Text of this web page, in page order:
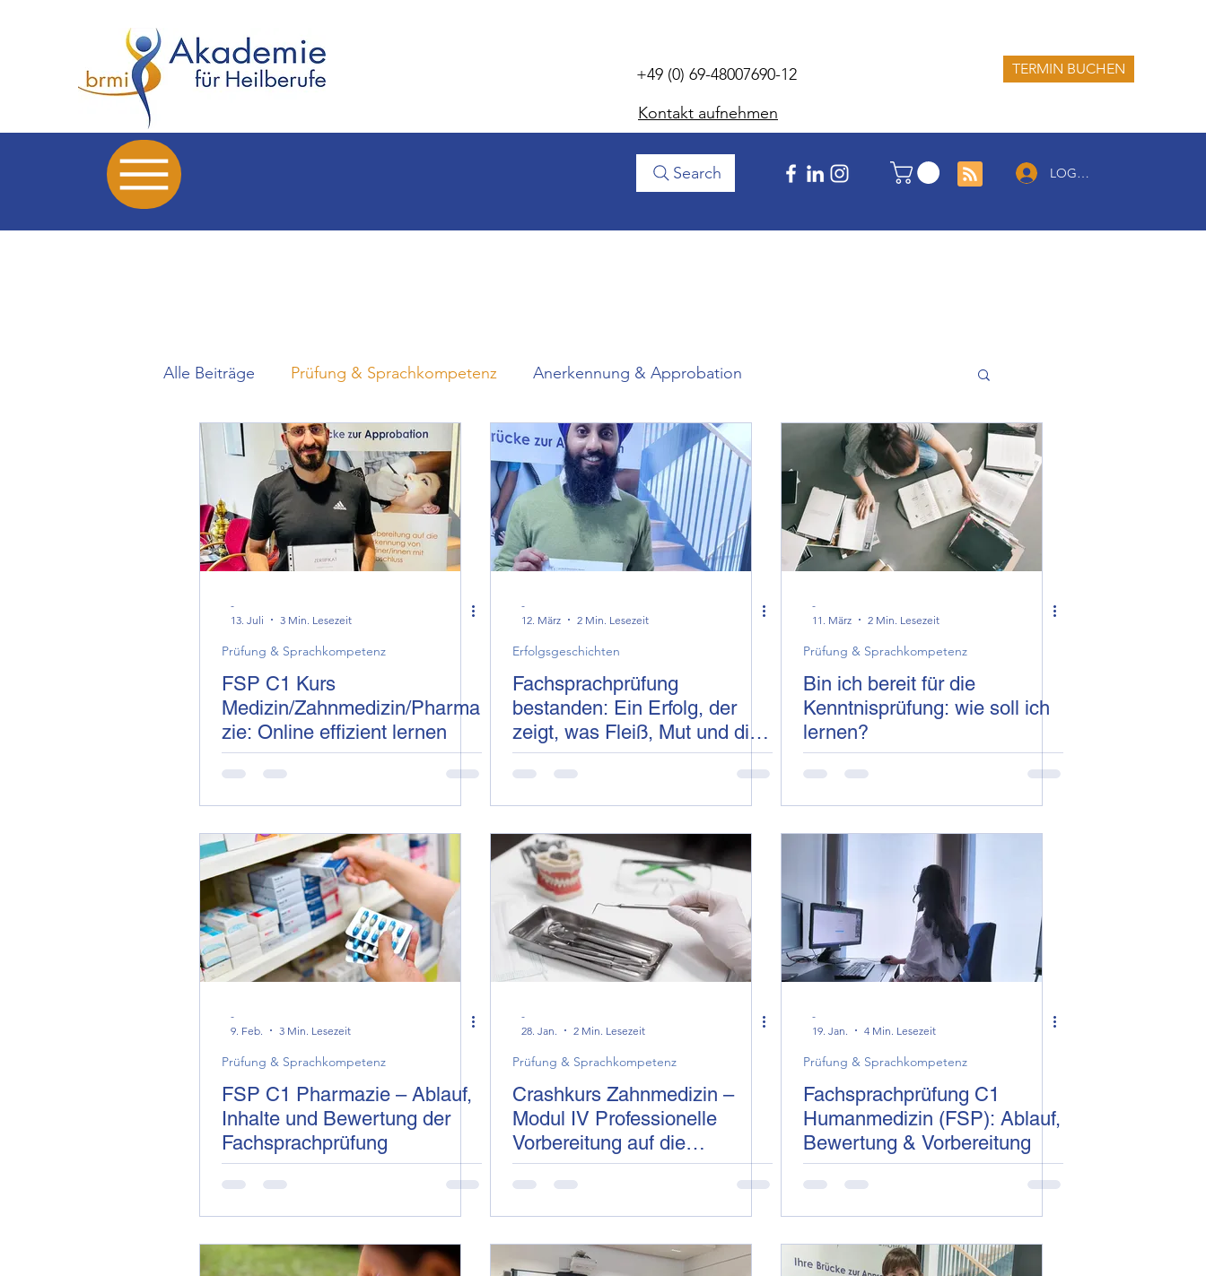
+49 (0) 69-48007690-12 TERMIN BUCHEN
Kontakt aufnehmen
Search LOG IN
Alle Beiträge Prüfung & Sprachkompetenz Anerkennung & Approbation
Fachrichtungen / Disziplinen Tipps, Ratgeber & Erfahrungsbericht Gesundheit & Fachthemen
Veranstaltungen & News / Updates Erfolgsgeschichten
-
13. Juli
3 Min. Lesezeit
Prüfung & Sprachkompetenz
FSP C1 Kurs
Medizin/Zahnmedizin/Pharma
zie: Online effizient lernen
-
12. März
2 Min. Lesezeit
Erfolgsgeschichten
Fachsprachprüfung
bestanden: Ein Erfolg, der
zeigt, was Fleiß, Mut und die
Arbeit mit eigenen Ängsten
bewirken kann
-
11. März
2 Min. Lesezeit
Prüfung & Sprachkompetenz
Bin ich bereit für die
Kenntnisprüfung: wie soll ich
lernen?
-
9. Feb.
3 Min. Lesezeit
Prüfung & Sprachkompetenz
FSP C1 Pharmazie – Ablauf,
Inhalte und Bewertung der
Fachsprachprüfung
-
28. Jan.
2 Min. Lesezeit
Prüfung & Sprachkompetenz
Crashkurs Zahnmedizin –
Modul IV Professionelle
Vorbereitung auf die
praktische Kenntnisprüfung
Zahnmedizin
-
19. Jan.
4 Min. Lesezeit
Prüfung & Sprachkompetenz
Fachsprachprüfung C1
Humanmedizin (FSP): Ablauf,
Bewertung & Vorbereitung